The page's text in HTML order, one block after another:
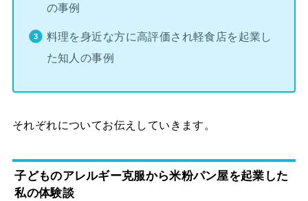
の事例
料理を身近な方に高評価され軽食店を起業し
た知人の事例
それぞれについてお伝えしていきます。
子どものアレルギー克服から米粉パン屋を起業した
私の体験談